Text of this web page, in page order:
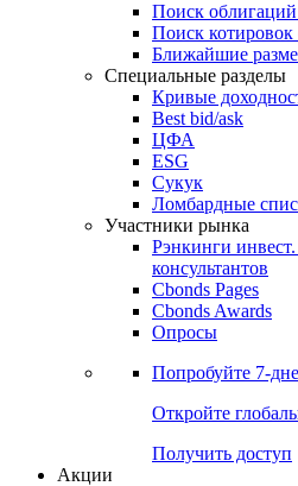
Облигации
Поиски
Поиск
Поиск
Поиск котировок
Ближайшие
Специальные разделы
Кривые
Best bid/ask
ЦФА
ESG
Сукук
Ломбардные
Участники рынка
Рэнкинги инвест.
Cbonds Pages
Опросы
Попробуйте7-